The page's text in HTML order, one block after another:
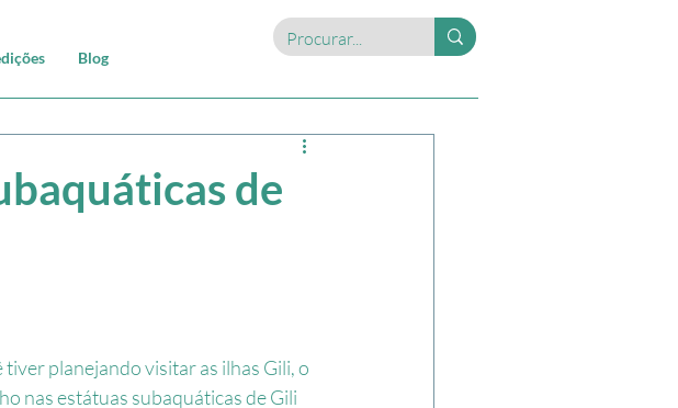
Blog
de
tiver planejando visitar as ilhas Gili, o
nas estátuas subaquáticas de Gili